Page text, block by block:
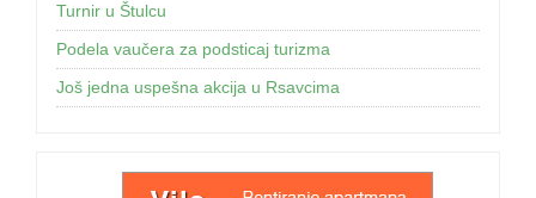
Turnir u Štulcu
Podela vaučera za podsticaj turizma
Još jednа uspešnа аkcijа u Rsаvcimа